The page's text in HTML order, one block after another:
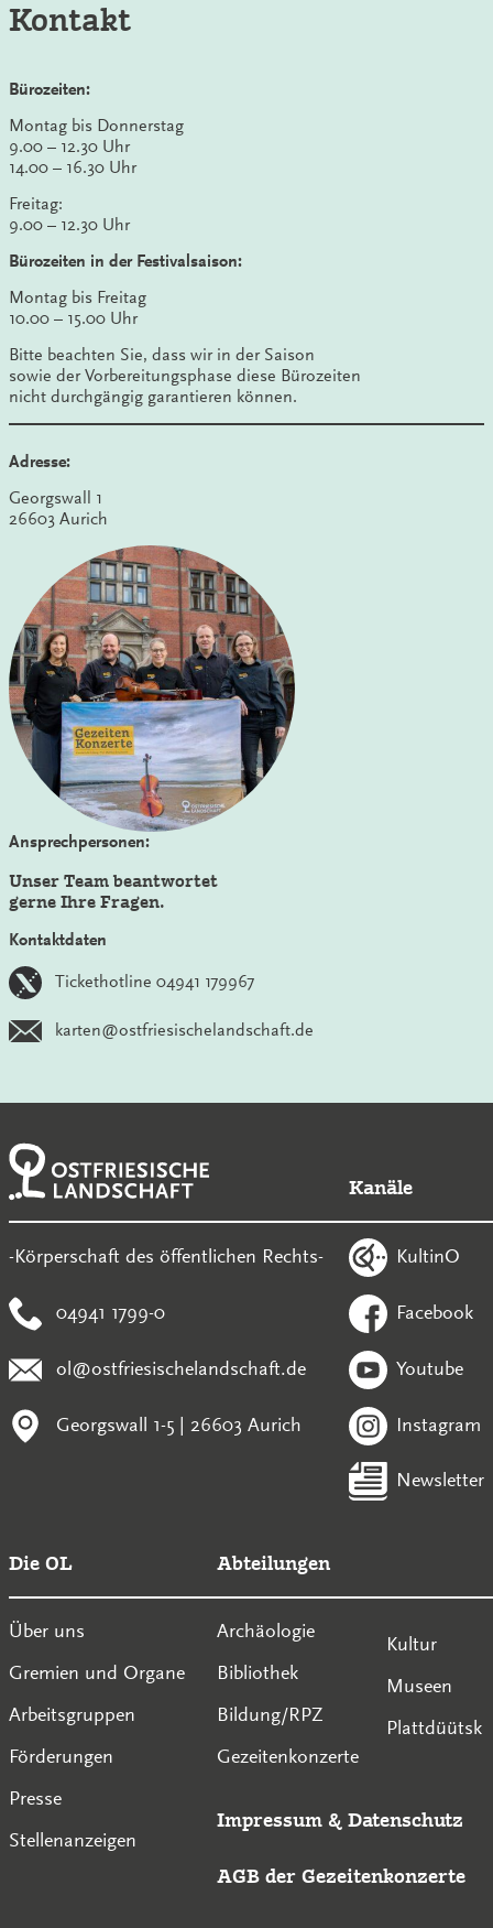
Kontakt
Bürozeiten:
Montag bis Donnerstag
9.00 – 12.30 Uhr
14.00 – 16.30 Uhr
Freitag:
9.00 – 12.30 Uhr
Bürozeiten in der Festivalsaison:
Montag bis Freitag
10.00 – 15.00 Uhr
Bitte beachten Sie, dass wir in der Saison
sowie der Vorbereitungsphase diese Bürozeiten
nicht durchgängig garantieren können.
Adresse:
Georgswall 1
26603 Aurich
Ansprechpersonen:
Unser Team beantwortet
gerne Ihre Fragen.
Kontaktdaten
Tickethotline 04941 179967
karten@ostfriesischelandschaft.de
-Körperschaft des öffentlichen Rechts-
04941 1799-0
ol@ostfriesischelandschaft.de
Georgswall 1-5 | 26603 Aurich
Kanäle
KultinO
Facebook
Youtube
Instagram
Newsletter
Die OL
Über uns
Gremien und Organe
Arbeitsgruppen
Förderungen
Presse
Stellenanzeigen
Abteilungen
Archäologie
Bibliothek
Bildung/RPZ
Gezeitenkonzerte
Kultur
Museen
Plattdüütsk
Impressum & Datenschutz
AGB der Gezeitenkonzerte